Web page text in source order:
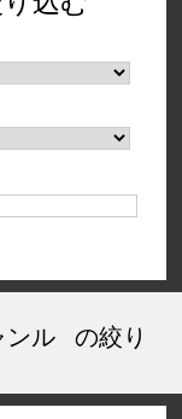
ンル
の絞り